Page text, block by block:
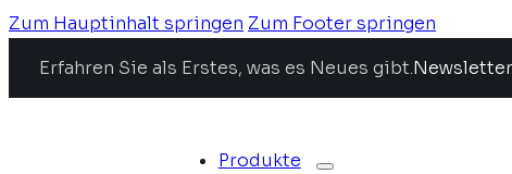
Zum Hauptinhalt springen Zum Footer springen
Erfahren Sie als Erstes, was es Neues gibt.
Produkte